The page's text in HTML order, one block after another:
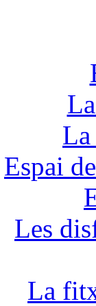
La
Espai
Les
La